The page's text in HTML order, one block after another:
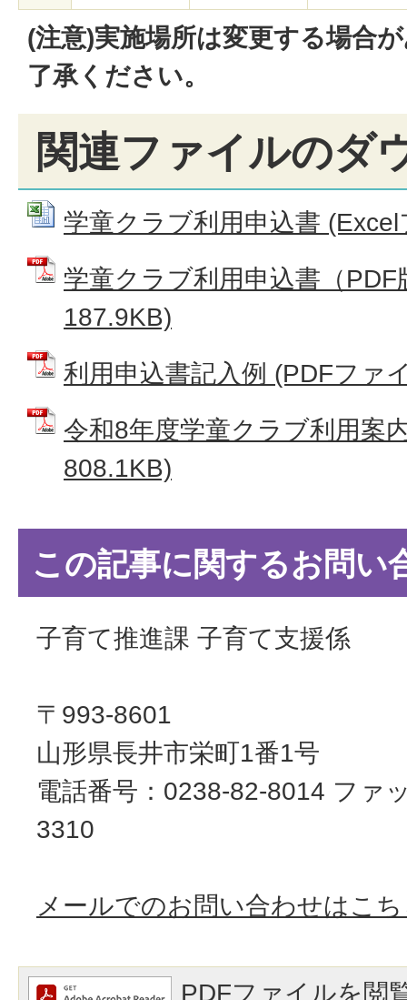
(注意)実施場所は変更する場合
了承ください。
関連ファイルのダ
学童クラブ利用申込書
学童クラブ利用申込書（
187.9KB)
利用申込書記入例 (PDFファ
令和8年度学童クラブ利用案
808.1KB)
この記事に関するお問い
子育て推進課 子育て支援係
〒993-8601
山形県長井市栄町1番1号
電話番号：0238-82-8014 ファ
3310
メールでのお問い合わせはこ
PDFファイルを閲